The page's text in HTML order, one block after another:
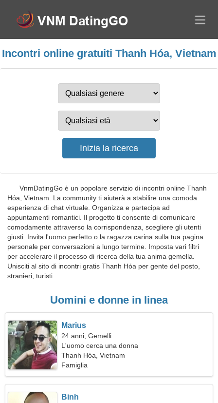
Incontri online gratuiti Thanh Hóa, Vietnam
VnmDatingGo è un popolare servizio di incontri online Thanh
Hóa, Vietnam. La community ti aiuterà a stabilire una comoda
esperienza di chat virtuale. Organizza e partecipa ad
appuntamenti romantici. Il progetto ti consente di comunicare
comodamente attraverso la corrispondenza, scegliere gli utenti
giusti. Invita l'uomo perfetto o la ragazza carina sulla tua pagina
personale per conversazioni a lungo termine. Imposta vari filtri
per accelerare il processo di ricerca della tua anima gemella.
Unisciti al sito di incontri gratis Thanh Hóa per gente del posto,
stranieri, turisti.
Uomini e donne in linea
Marius
24 anni, Gemelli
L'uomo cerca una donna
Thanh Hóa, Vietnam
Famiglia
Binh